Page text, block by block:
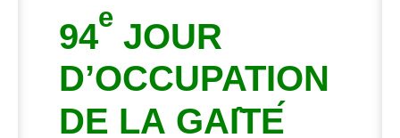
94e JOUR
D’OCCUPATION
DE LA GAITE